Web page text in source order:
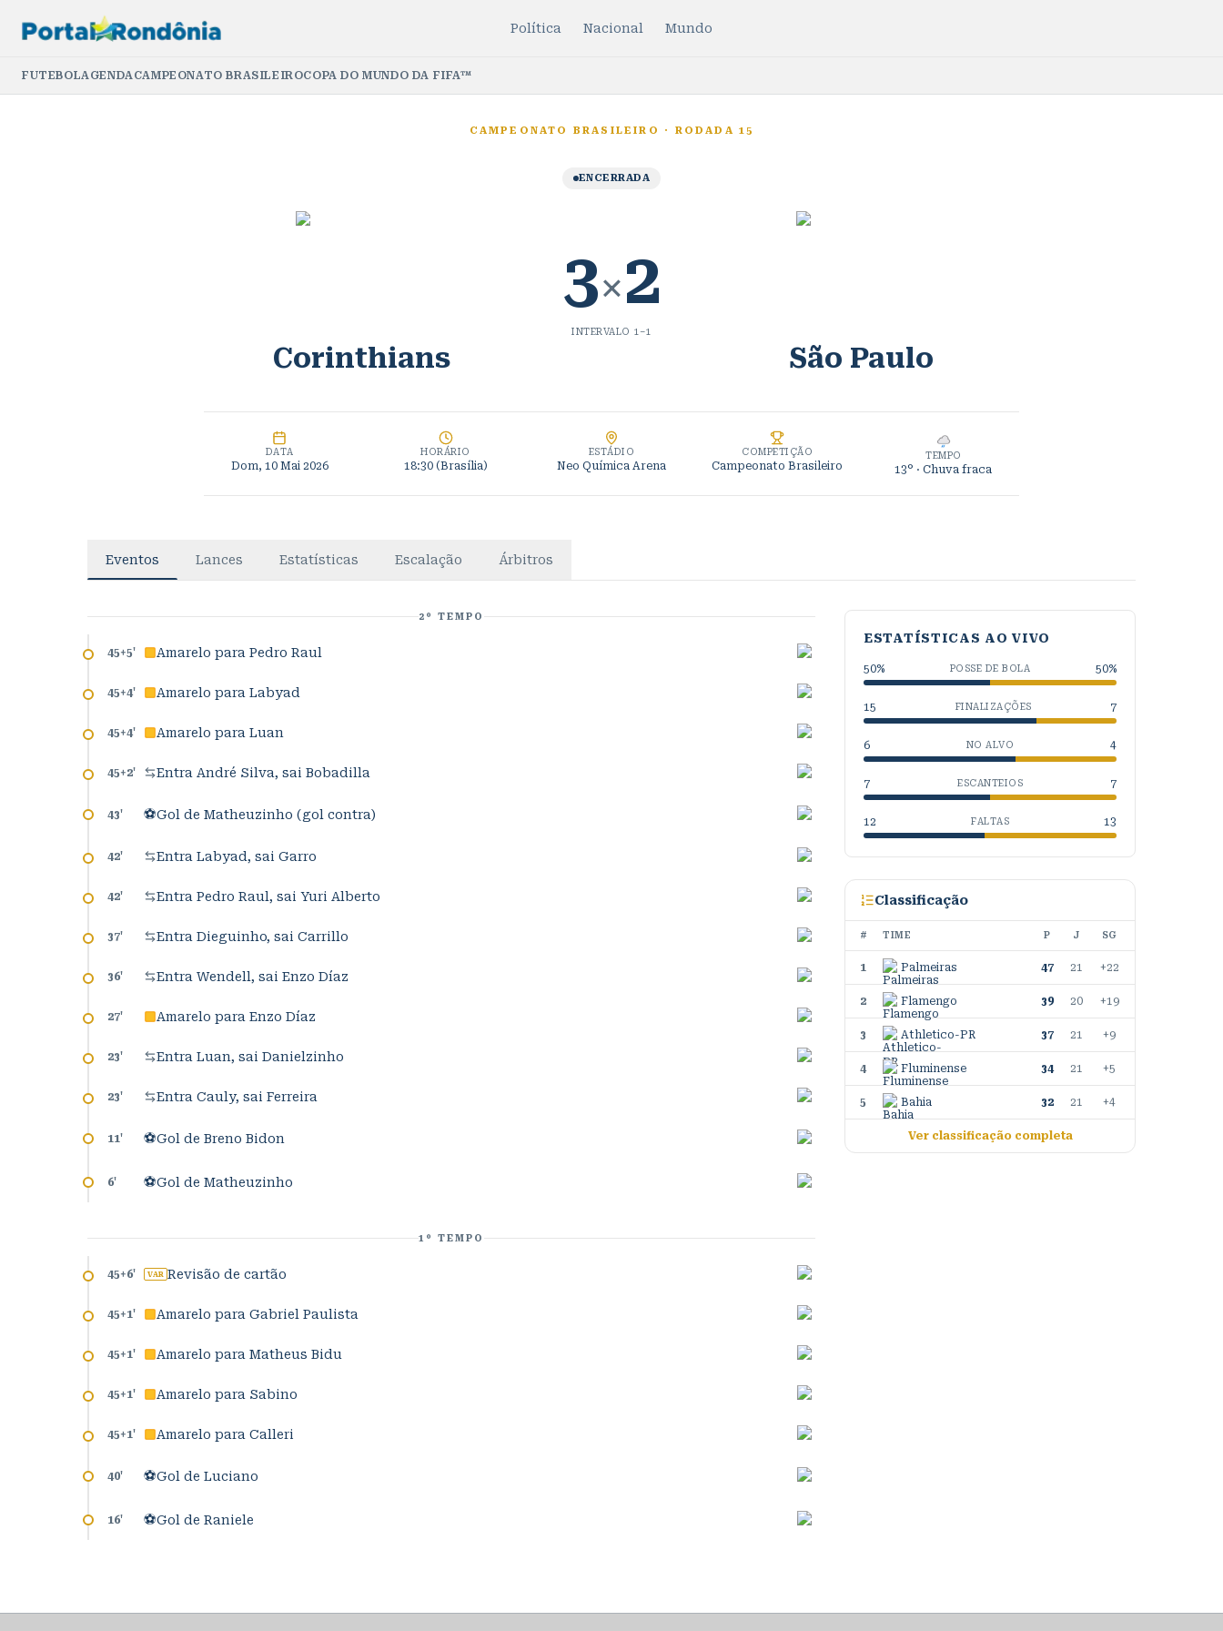
Política Nacional Mundo
FUTEBOLAGENDACAMPEONATO BRASILEIROCOPA DO MUNDO DA FIFA™
CAMPEONATO BRASILEIRO · RODADA 15
ENCERRADA
Corinthians
3×2
INTERVALO 1 –1
São Paulo
DATA
Dom, 10 Mai 2026
HORÁRIO
18:30(Brasília)
ESTÁDIO
Neo Química Arena
COMPETIÇÃO
Campeonato Brasileiro
TEMPO
13° · Chuva fraca
Eventos Lances Estatísticas Escalação Árbitros
2º TEMPO
45+5' Amarelo para Pedro Raul
45+4' Amarelo para Labyad
45+4' Amarelo para Luan
45+2' Entra André Silva, sai Bobadilla
43' ⚽Gol de Matheuzinho (gol contra)
42' Entra Labyad, sai Garro
42' Entra Pedro Raul, sai Yuri Alberto
37' Entra Dieguinho, sai Carrillo
36' Entra Wendell, sai Enzo Díaz
27' Amarelo para Enzo Díaz
23' Entra Luan, sai Danielzinho
23' Entra Cauly, sai Ferreira
11' ⚽Gol de Breno Bidon
6' ⚽Gol de Matheuzinho
1º TEMPO
45+6' VAR Revisão de cartão
45+1' Amarelo para Gabriel Paulista
45+1' Amarelo para Matheus Bidu
45+1' Amarelo para Sabino
45+1' Amarelo para Calleri
40' ⚽Gol de Luciano
16' ⚽Gol de Raniele
ESTATÍSTICAS AO VIVO
50% POSSE DE BOLA 50%
15 FINALIZAÇÕES 7
6 NO ALVO 4
7 ESCANTEIOS 7
12 FALTAS 13
Classificação
# TIME P J SG
1 Palmeiras 47 21 +22
2 Flamengo 39 20 +19
3 Athletico-PR 37 21 +9
4 Fluminense 34 21 +5
5 Bahia 32 21 +4
Ver classificação completa